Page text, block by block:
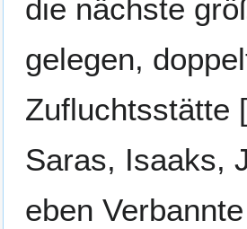
die nächste
gelegen,
Zufluchtsstätte [
Saras, Isaaks,
eben